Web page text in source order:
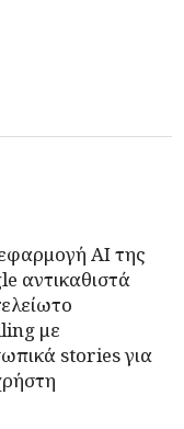
AI της
αντικαθιστά
με
stories για